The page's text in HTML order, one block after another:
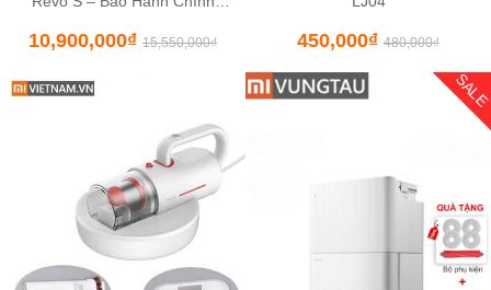
10,900,000₫ 15,550,000₫ 450,000₫ 480,000₫
SALE